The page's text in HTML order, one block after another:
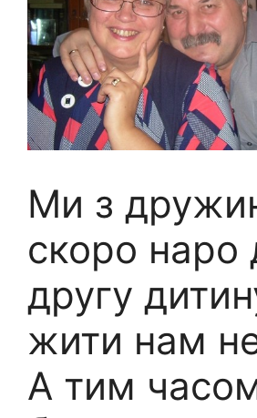
Ми з
скоро наро
другу
жити нам
А тим